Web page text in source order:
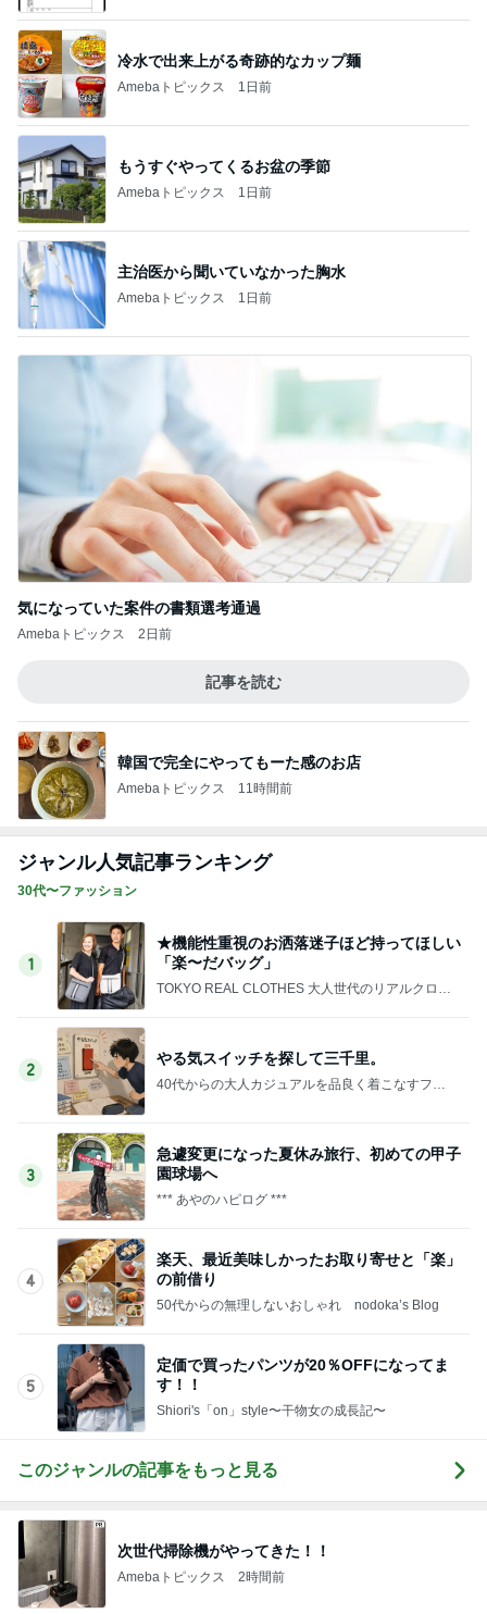
冷水で出来上がる奇跡的なカップ麺
Amebaトピックス 1日前
もうすぐやってくるお盆の季節
Amebaトピックス 1日前
主治医から聞いていなかった胸水
Amebaトピックス 1日前
気になっていた案件の書類選考通過
Amebaトピックス 2日前
記事を読む
韓国で完全にやってもーた感のお店
Amebaトピックス 11時間前
ジャンル人気記事ランキング
30代〜ファッション
1
★機能性重視のお洒落迷子ほど持ってほしい
「楽〜だバッグ」
TOKYO REAL CLOTHES 大人世代のリアルクロー
2
やる気スイッチを探して三千里。
40代からの大人カジュアルを品良く着こなすファ
3
急遽変更になった夏休み旅行、初めての甲子
園球場へ
*** あやのハピログ ***
4
楽天、最近美味しかったお取り寄せと「楽」
の前借り
50代からの無理しないおしゃれ nodoka’s Blog
5
定価で買ったパンツが20％OFFになってま
す！！
Shiori's「on」style〜干物女の成長記〜
このジャンルの記事をもっと見る
次世代掃除機がやってきた！！
Amebaトピックス 2時間前